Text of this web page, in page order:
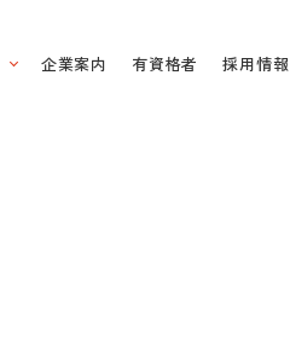
企業案内 有資格者 採用情報